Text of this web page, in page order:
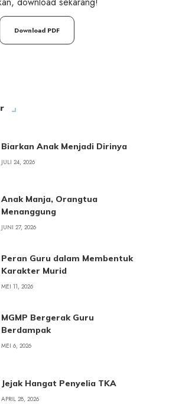
Download PDF
Biarkan Anak Menjadi Dirinya
JULI 24, 2026
Anak Manja, Orangtua
Menanggung
JUNI 27, 2026
Peran Guru dalam Membentuk
Karakter Murid
MEI 11, 2026
MGMP Bergerak Guru
Berdampak
MEI 6, 2026
Jejak Hangat Penyelia TKA
APRIL 28, 2026